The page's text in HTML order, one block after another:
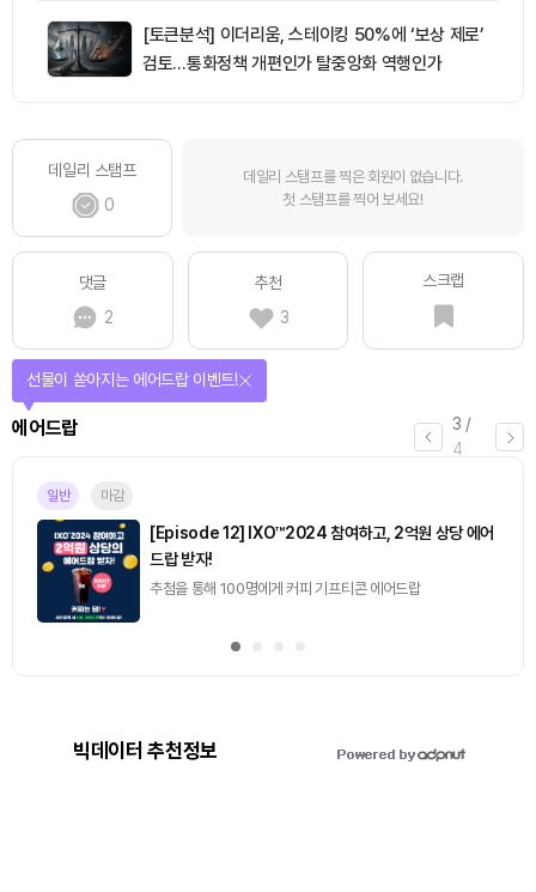
[토큰분석] 이더리움, 스테이킹 50%에 ‘보상 제로’
검토…통화정책 개편인가 탈중앙화 역행인가
데일리 스탬프
0
데일리 스탬프를 찍은 회원이 없습니다.
첫 스탬프를 찍어 보세요!
댓글
2
추천
3
스크랩
3 /
4
에어드랍
선물이 쏟아지는 에어드랍 이벤트!
일반 마감
[Episode 12] IXO™2024 참여하고, 2억원 상당 에어
드랍 받자!
추첨을 통해 100명에게 커피 기프티콘 에어드랍
빅데이터 추천정보